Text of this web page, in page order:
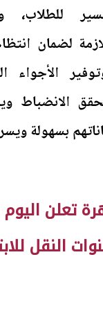
للطلاب،
لضمان
الأجواء
الانضباط
بسهولة
تعلن اليوم
النقل